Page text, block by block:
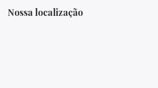
Nossa localização